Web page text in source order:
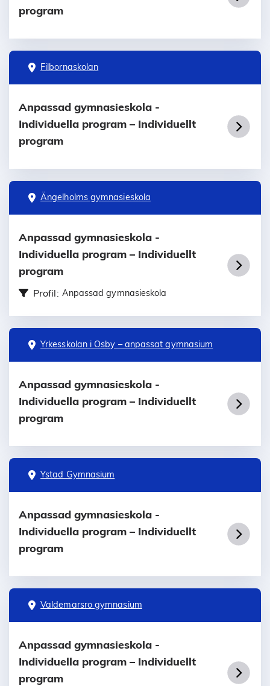
program
Filbornaskolan
Anpassad gymnasieskola -
Individuella program – Individuellt
program
Ängelholms gymnasieskola
Anpassad gymnasieskola -
Individuella program – Individuellt
program
Profil: Anpassad gymnasieskola
Yrkesskolan i Osby – anpassat gymnasium
Anpassad gymnasieskola -
Individuella program – Individuellt
program
Ystad Gymnasium
Anpassad gymnasieskola -
Individuella program – Individuellt
program
Valdemarsro gymnasium
Anpassad gymnasieskola -
Individuella program – Individuellt
program